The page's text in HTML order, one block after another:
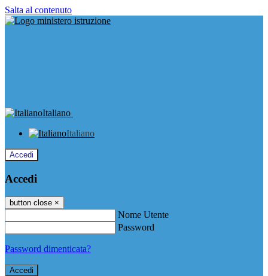
Salta al contenuto
Italiano
Italiano
Accedi
Accedi
button close ×
Nome Utente
Password
Password dimenticata?